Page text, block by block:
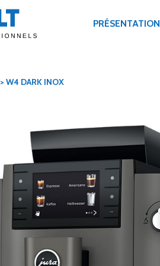
PRÉSENTATION
> W4 DARK INOX